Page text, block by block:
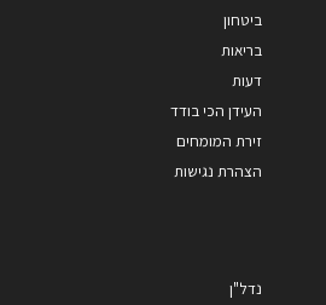
ביטחון
בריאות
דעות
העידן הכי בודד
זירת המומחים
הצהרת נגישות
נדל"ן